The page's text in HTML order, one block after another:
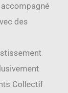
accompagné
des
Collectif